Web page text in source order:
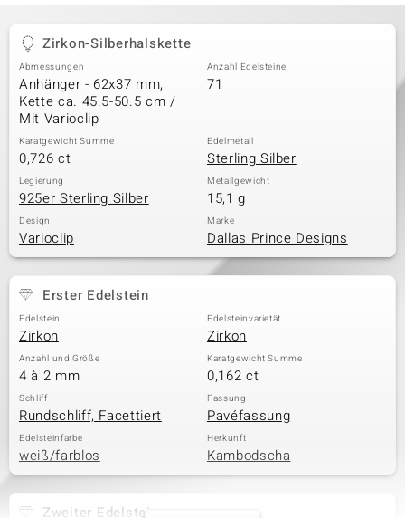
Zirkon-Silberhalskette
Abmessungen
Anhänger - 62x37 mm,
Kette ca. 45.5-50.5 cm /
Mit Varioclip
Anzahl Edelsteine
71
Karatgewicht Summe
0,726 ct
Edelmetall
Sterling Silber
Legierung
925er Sterling Silber
Metallgewicht
15,1 g
Design
Varioclip
Marke
Dallas Prince Designs
Erster Edelstein
Edelstein
Zirkon
Edelsteinvarietät
Zirkon
Anzahl und Größe
4 à 2 mm
Karatgewicht Summe
0,162 ct
Schliff
Rundschliff, Facettiert
Fassung
Pavéfassung
Edelsteinfarbe
weiß/farblos
Herkunft
Kambodscha
Zweiter Edelstein